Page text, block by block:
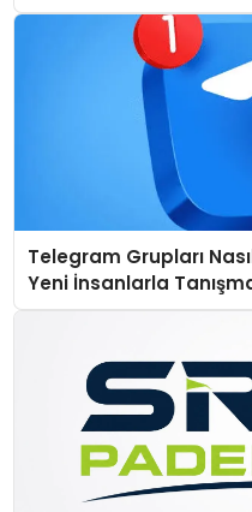
Telegram Grupları
Yeni İnsanlarla